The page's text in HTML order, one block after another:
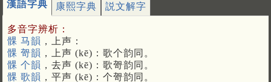
漢語字典 康熙字典 説文解字
多音字辨析：
髁 马韻 ，上声：
髁 哿韻 ，上声 (kē)：歌个韵同。
髁 个韻 ，去声 (kē)：歌哿韵同。
髁 歌韻 ，平声 (kē)：个哿韵同。